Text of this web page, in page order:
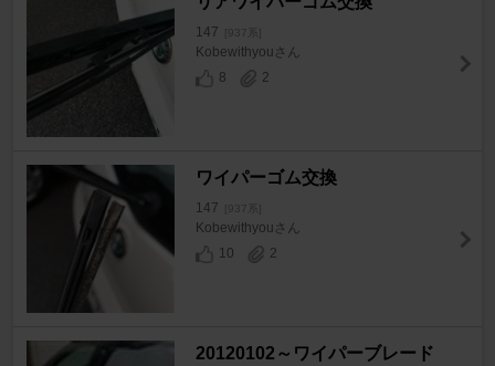
147 [937系]
Kobewithyouさん
8
2
ワイパーゴム交換
147 [937系]
Kobewithyouさん
10
2
20120102～ワイパーブレード